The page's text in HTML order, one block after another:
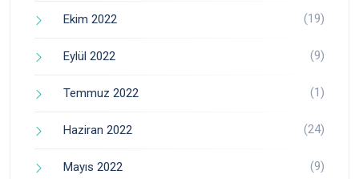
Ekim 2022 (19)
Eylül 2022 (9)
Temmuz 2022 (1)
Haziran 2022 (24)
Mayıs 2022 (9)